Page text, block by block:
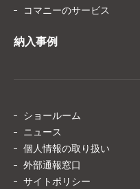
コマニーのサービス
納入事例
ショールーム
ニュース
個人情報の取り扱い
外部通報窓口
サイトポリシー